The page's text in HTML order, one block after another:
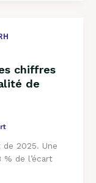
chiffres
de
de 2025. Une
de l’écart